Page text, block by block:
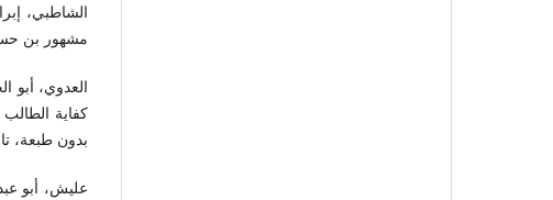
الشاطبي،
مشهور بن حسن
العدوي،
كفاية
بدون طبعة، تاريخ
عليش، أبو